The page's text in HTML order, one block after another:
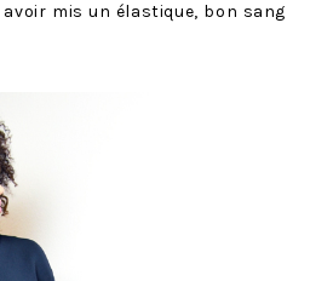
mis un élastique, bon sang